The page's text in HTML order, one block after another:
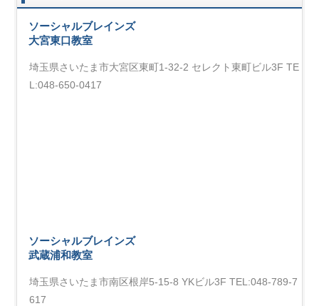
ソーシャルブレインズ
大宮東口教室
埼玉県さいたま市大宮区東町1-32-2 セレクト東町ビル3F TE
L:048-650-0417
ソーシャルブレインズ
武蔵浦和教室
埼玉県さいたま市南区根岸5-15-8 YKビル3F TEL:048-789-7
617